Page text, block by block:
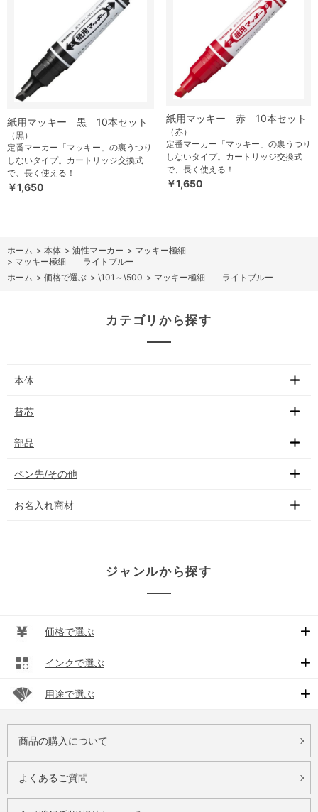
紙用マッキー 黒 10本セット
（黒）
定番マーカー「マッキー」の裏うつり
しないタイプ。カートリッジ交換式
で、長く使える！
￥1,650
紙用マッキー 赤 10本セット
（赤）
定番マーカー「マッキー」の裏うつり
しないタイプ。カートリッジ交換式
で、長く使える！
￥1,650
ホーム > 本体 > 油性マーカー > マッキー極細
> マッキー極細 ライトブルー
ホーム > 価格で選ぶ > \101～\500 > マッキー極細 ライトブルー
カテゴリから探す
本体
替芯
部品
ペン先/その他
お名入れ商材
ジャンルから探す
価格で選ぶ
インクで選ぶ
用途で選ぶ
商品の購入について
よくあるご質問